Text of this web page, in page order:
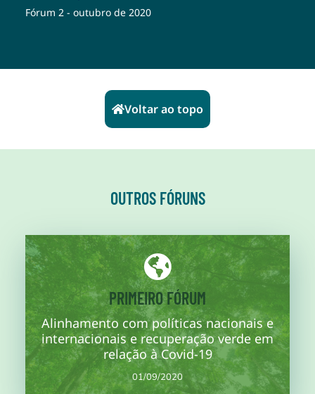
Fórum 2 - outubro de 2020
Voltar ao topo
OUTROS FÓRUNS
PRIMEIRO FÓRUM
Alinhamento com políticas nacionais e
internacionais e recuperação verde em
relação à Covid-19
01/09/2020
01/09/2020
Segunda sessão de trabalho, na qual será feito progresso na
justificativa e na estrutura de política regional, nacional e
ambiental da nota conceitual.
Mais informações